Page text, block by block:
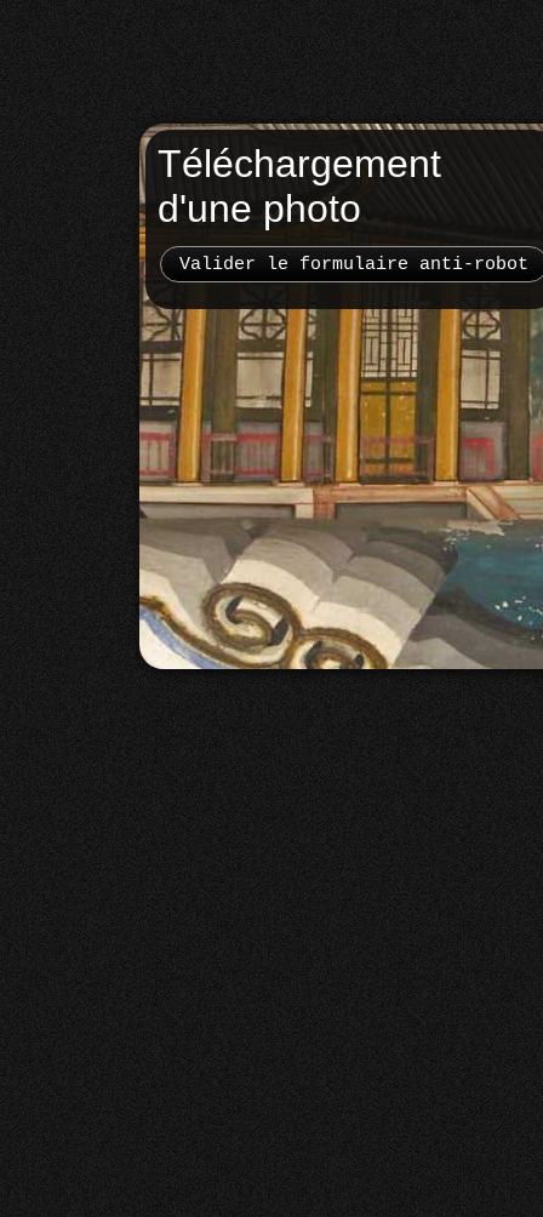
Téléchargement
d'une photo